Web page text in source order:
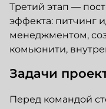
Третий этап —
эффекта: питчинг
менеджментом,
комьюнити,
Задачи
Перед командой